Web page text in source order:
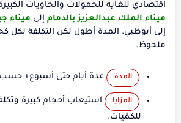
اقتصادي للغاية للحمولات والحاويات
ميناء الملك عبدالعزيز بالدمام إلى ميناء
إلى أبوظبي. المدة أطول لكن التكلفة لكل
ملحوظ.
المدة عدة أيام حتى أسبوع+ حسب
المزايا
استيعاب أحجام كبيرة
للكمّيات.